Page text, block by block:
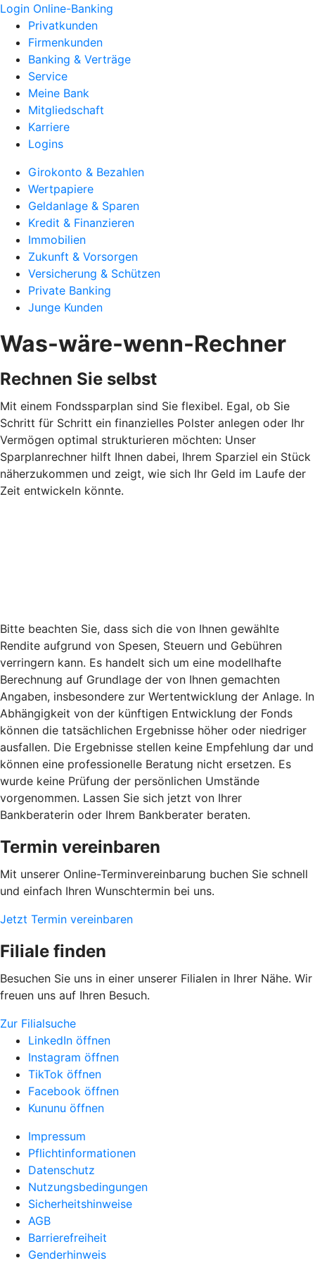
Login Online-Banking
Privatkunden
Firmenkunden
Banking & Verträge
Service
Meine Bank
Mitgliedschaft
Karriere
Logins
Girokonto & Bezahlen
Wertpapiere
Geldanlage & Sparen
Kredit & Finanzieren
Immobilien
Zukunft & Vorsorgen
Versicherung & Schützen
Private Banking
Junge Kunden
Was-wäre-wenn-Rechner
Rechnen Sie selbst
Mit einem Fondssparplan sind Sie flexibel. Egal, ob Sie
Schritt für Schritt ein finanzielles Polster anlegen oder Ihr
Vermögen optimal strukturieren möchten: Unser
Sparplanrechner hilft Ihnen dabei, Ihrem Sparziel ein Stück
näherzukommen und zeigt, wie sich Ihr Geld im Laufe der
Zeit entwickeln könnte.
Bitte beachten Sie, dass sich die von Ihnen gewählte
Rendite aufgrund von Spesen, Steuern und Gebühren
verringern kann. Es handelt sich um eine modellhafte
Berechnung auf Grundlage der von Ihnen gemachten
Angaben, insbesondere zur Wertentwicklung der Anlage. In
Abhängigkeit von der künftigen Entwicklung der Fonds
können die tatsächlichen Ergebnisse höher oder niedriger
ausfallen. Die Ergebnisse stellen keine Empfehlung dar und
können eine professionelle Beratung nicht ersetzen. Es
wurde keine Prüfung der persönlichen Umstände
vorgenommen. Lassen Sie sich jetzt von Ihrer
Bankberaterin oder Ihrem Bankberater beraten.
Termin vereinbaren
Mit unserer Online-Terminvereinbarung buchen Sie schnell
und einfach Ihren Wunschtermin bei uns.
Jetzt Termin vereinbaren
Filiale finden
Besuchen Sie uns in einer unserer Filialen in Ihrer Nähe. Wir
freuen uns auf Ihren Besuch.
Zur Filialsuche
LinkedIn öffnen
Instagram öffnen
TikTok öffnen
Facebook öffnen
Kununu öffnen
Impressum
Pflichtinformationen
Datenschutz
Nutzungsbedingungen
Sicherheitshinweise
AGB
Barrierefreiheit
Genderhinweis